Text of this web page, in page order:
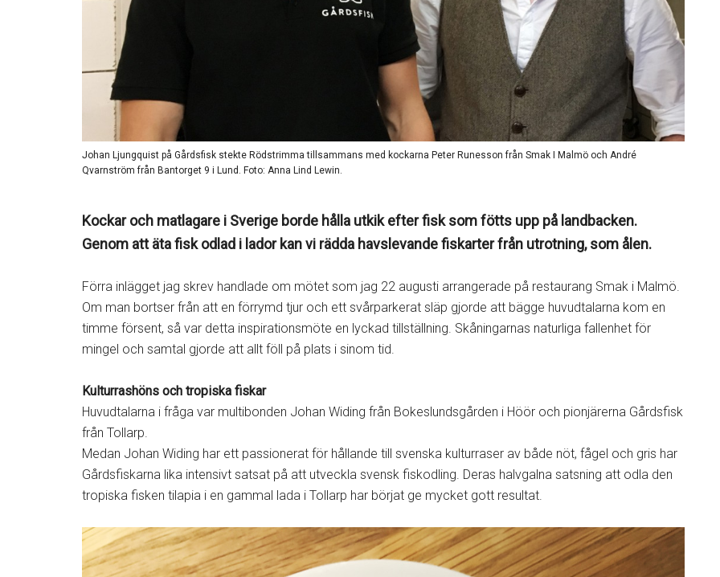
Johan Ljungquist på Gårdsfisk stekte Rödstrimma tillsammans med kockarna Peter Runesson från Smak I Malmö och André
Qvarnström från Bantorget 9 i Lund. Foto: Anna Lind Lewin.
Kockar och matlagare i Sverige borde hålla utkik efter fisk som fötts upp på landbacken.
Genom att äta fisk odlad i lador kan vi rädda havslevande fiskarter från utrotning, som ålen.
Förra inlägget jag skrev handlade om mötet som jag 22 augusti arrangerade på restaurang Smak i Malmö.
Om man bortser från att en förrymd tjur och ett svårparkerat släp gjorde att bägge huvudtalarna kom en
timme försent, så var detta inspirationsmöte en lyckad tillställning. Skåningarnas naturliga fallenhet för
mingel och samtal gjorde att allt föll på plats i sinom tid.
Kulturrashöns och tropiska fiskar
Huvudtalarna i fråga var multibonden Johan Widing från Bokeslundsgården i Höör och pionjärerna Gårdsfisk
från Tollarp.
Medan Johan Widing har ett passionerat för hållande till svenska kulturraser av både nöt, fågel och gris har
Gårdsfiskarna lika intensivt satsat på att utveckla svensk fiskodling. Deras halvgalna satsning att odla den
tropiska fisken tilapia i en gammal lada i Tollarp har börjat ge mycket gott resultat.